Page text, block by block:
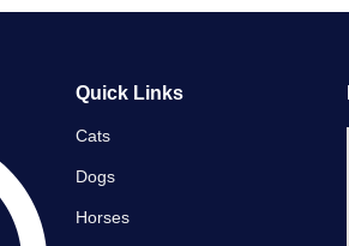
Quick Links
Cats
Dogs
Horses